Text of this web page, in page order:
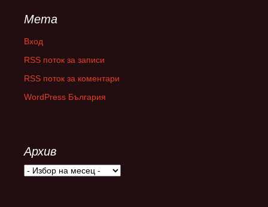
Мета
Вход
RSS поток за записи
RSS поток за коментари
WordPress България
Архив
Архив